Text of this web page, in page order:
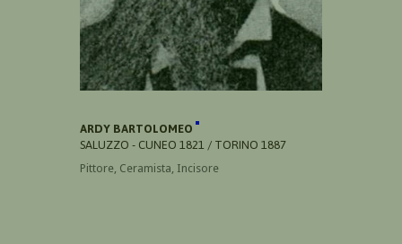
ARDY BARTOLOMEO
SALUZZO - CUNEO 1821 / TORINO 1887
Pittore, Ceramista, Incisore